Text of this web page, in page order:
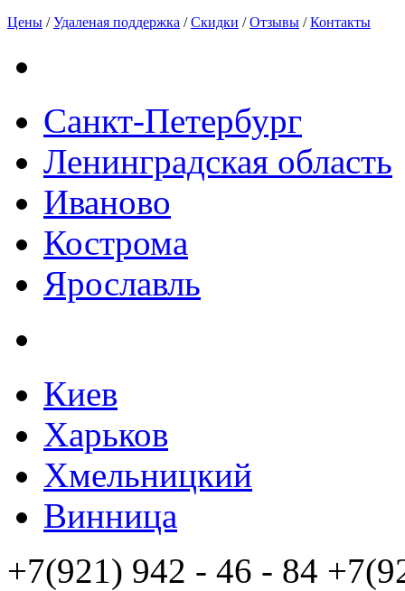
Цены /Удаленая поддержка /Скидки /Отзывы /Контакты
Санкт-Петербург
Ленинградская область
Иваново
Кострома
Ярославль
Киев
Харьков
Хмельницкий
Винница
+7(921) 942 - 46 - 84